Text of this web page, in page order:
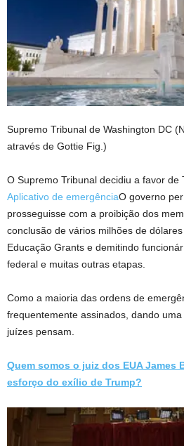
Supremo Tribunal de Washington DC
através de Gottie Fig.)
O Supremo Tribunal decidiu a favor de
Aplicativo de emergênciaO governo
prosseguisse com a proibição dos
conclusão de vários milhões de
Educação Grants e demitindo
federal e muitas outras etapas.
Como a maioria das ordens de
frequentemente assinados, dando
juízes pensam.
Quem somos o juiz dos EUA James
esforço do exílio de Trump?